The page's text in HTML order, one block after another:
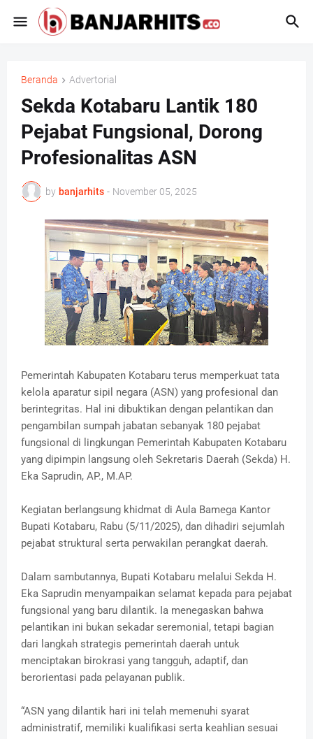
Beranda Advertorial
Sekda Kotabaru Lantik 180
Pejabat Fungsional, Dorong
Profesionalitas ASN
by banjarhits - November 05, 2025
Pemerintah Kabupaten Kotabaru terus memperkuat tata
kelola aparatur sipil negara (ASN) yang profesional dan
berintegritas. Hal ini dibuktikan dengan pelantikan dan
pengambilan sumpah jabatan sebanyak 180 pejabat
fungsional di lingkungan Pemerintah Kabupaten Kotabaru
yang dipimpin langsung oleh Sekretaris Daerah (Sekda) H.
Eka Saprudin, AP., M.AP.
Kegiatan berlangsung khidmat di Aula Bamega Kantor
Bupati Kotabaru, Rabu (5/11/2025), dan dihadiri sejumlah
pejabat struktural serta perwakilan perangkat daerah.
Dalam sambutannya, Bupati Kotabaru melalui Sekda H.
Eka Saprudin menyampaikan selamat kepada para pejabat
fungsional yang baru dilantik. Ia menegaskan bahwa
pelantikan ini bukan sekadar seremonial, tetapi bagian
dari langkah strategis pemerintah daerah untuk
menciptakan birokrasi yang tangguh, adaptif, dan
berorientasi pada pelayanan publik.
“ASN yang dilantik hari ini telah memenuhi syarat
administratif, memiliki kualifikasi serta keahlian sesuai